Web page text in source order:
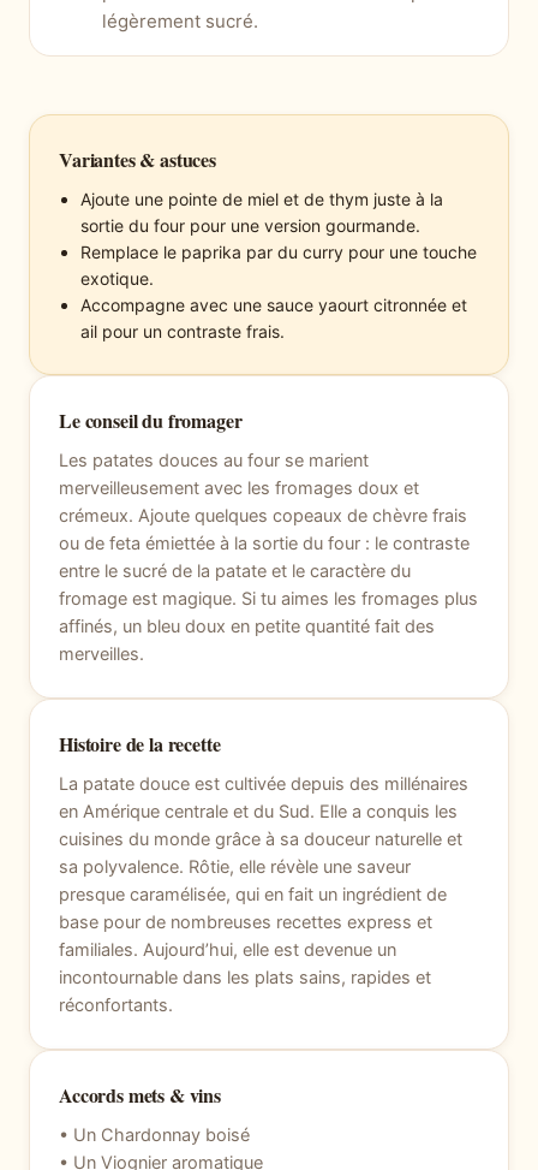
légèrement sucré.
Variantes & astuces
Ajoute une pointe de miel et de thym juste à la
sortie du four pour une version gourmande.
Remplace le paprika par du curry pour une touche
exotique.
Accompagne avec une sauce yaourt citronnée et
ail pour un contraste frais.
Le conseil du fromager
Les patates douces au four se marient
merveilleusement avec les fromages doux et
crémeux. Ajoute quelques copeaux de chèvre frais
ou de feta émiettée à la sortie du four : le contraste
entre le sucré de la patate et le caractère du
fromage est magique. Si tu aimes les fromages plus
affinés, un bleu doux en petite quantité fait des
merveilles.
Histoire de la recette
La patate douce est cultivée depuis des millénaires
en Amérique centrale et du Sud. Elle a conquis les
cuisines du monde grâce à sa douceur naturelle et
sa polyvalence. Rôtie, elle révèle une saveur
presque caramélisée, qui en fait un ingrédient de
base pour de nombreuses recettes express et
familiales. Aujourd’hui, elle est devenue un
incontournable dans les plats sains, rapides et
réconfortants.
Accords mets & vins
• Un Chardonnay boisé
• Un Viognier aromatique